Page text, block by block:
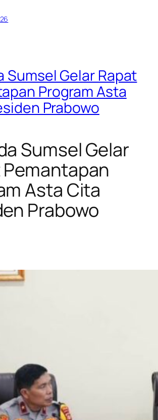
Sumsel Gelar Rapat
Program Asta
Prabowo
Sumsel Gelar
Asta Cita
Prabowo